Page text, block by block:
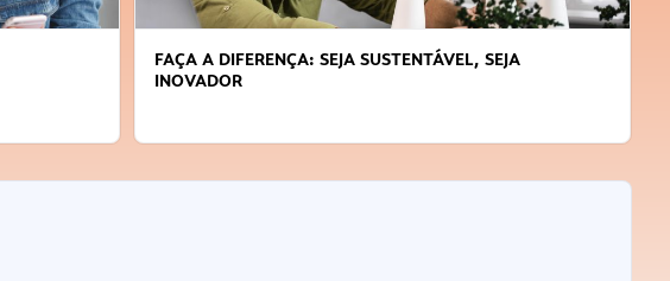
APRENDA A GERENCIAR O SEU TEMPO